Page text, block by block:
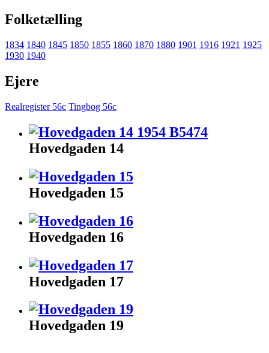
Folketælling
1834 1840 1845 1850 1855 1860 1870 1880 1901 1916 1921 1925
1930 1940
Ejere
Realregister 56c Tingbog 56c
Hovedgaden 14
Hovedgaden 15
Hovedgaden 16
Hovedgaden 17
Hovedgaden 19